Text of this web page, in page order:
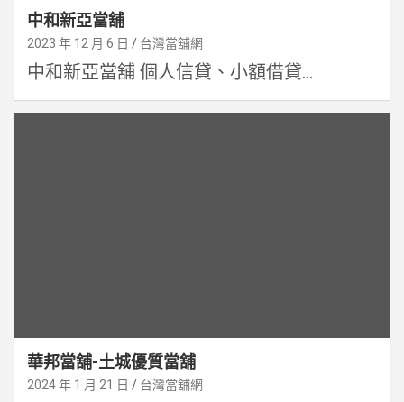
中和新亞當舖
2023 年 12 月 6 日 台灣當舖網
中和新亞當舖 個人信貸、小額借貸...
華邦當舖-土城優質當舖
2024 年 1 月 21 日 台灣當舖網